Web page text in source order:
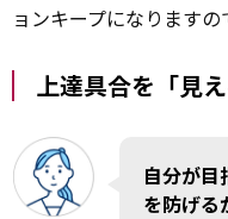
ョンキープになりますの
上達具合を「見
自分が目
を防げる